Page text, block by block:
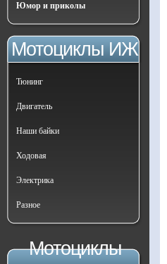
Юмор и приколы
Мотоциклы ИЖ
Тюнинг
Двигатель
Наши байки
Ходовая
Электрика
Разное
Мотоциклы